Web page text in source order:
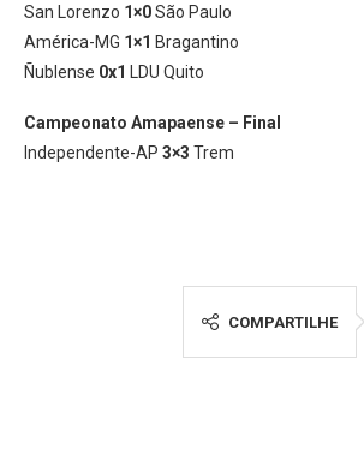
San Lorenzo 1×0São Paulo
América-MG 1×1 Bragantino
Ñublense 0x1 LDU Quito
Campeonato Amapaense – Final
Independente-AP 3×3 Trem
COMPARTILHE